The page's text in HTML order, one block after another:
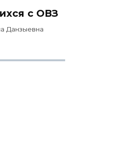
c ОВЗ
Данзыевна